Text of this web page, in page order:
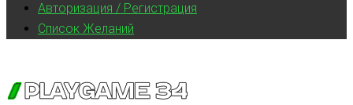
Авторизация / Регистрация
Список Желаний